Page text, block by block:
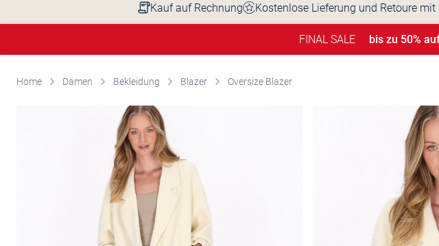
Kauf auf Rechnung Kostenlose Lieferung und Retoure mit
FINAL SALE bis zu 50%
Home Damen Bekleidung Blazer Oversize Blazer